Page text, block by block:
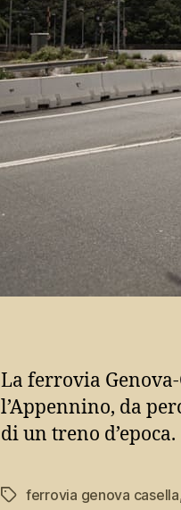
La ferrovia
l’Appennino, da
di un treno d’epoca.
Tag ferrovia genova casella